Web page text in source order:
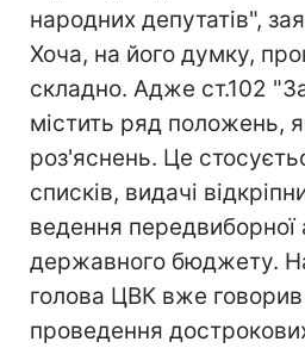
народних депутатів",
Хоча, на його думку,
складно. Адже ст.102
містить ряд положень,
роз'яснень. Це
списків, видачі
ведення передвиборної
державного бюджету.
голова ЦВК вже говорив
проведення